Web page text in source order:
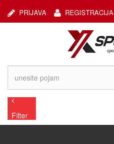
REGISTRACIJA
PRIJAVA
Filter